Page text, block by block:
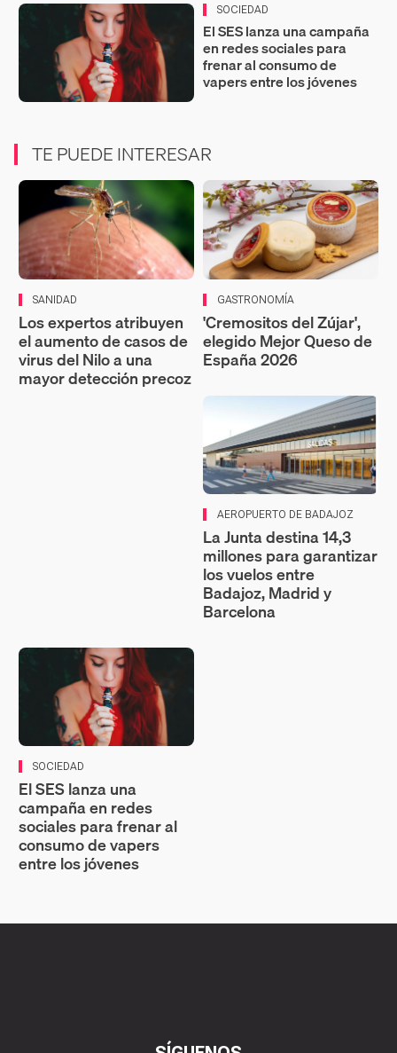
SOCIEDAD
El SES lanza una campaña
en redes sociales para
frenar al consumo de
vapers entre los jóvenes
TE PUEDE INTERESAR
SANIDAD
Los expertos atribuyen
el aumento de casos de
virus del Nilo a una
mayor detección precoz
GASTRONOMÍA
'Cremositos del Zújar',
elegido Mejor Queso de
España 2026
AEROPUERTO DE BADAJOZ
La Junta destina 14,3
millones para garantizar
los vuelos entre
Badajoz, Madrid y
Barcelona
SOCIEDAD
El SES lanza una
campaña en redes
sociales para frenar al
consumo de vapers
entre los jóvenes